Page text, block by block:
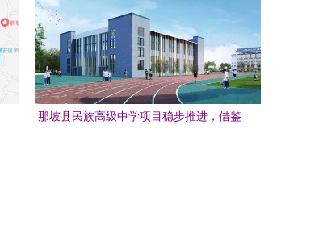
那坡县民族高级中学项目稳步推进，借鉴